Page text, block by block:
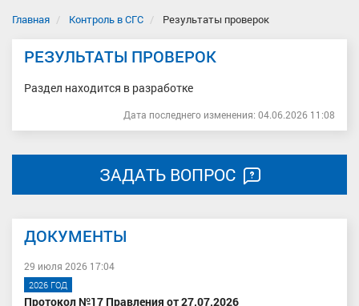
Главная Контроль в СГС Результаты проверок
РЕЗУЛЬТАТЫ ПРОВЕРОК
Раздел находится в разработке
Дата последнего изменения: 04.06.2026 11:08
ЗАДАТЬ ВОПРОС
ДОКУМЕНТЫ
29 июля 2026 17:04
2026 ГОД
Протокол №17 Правления от 27.07.2026